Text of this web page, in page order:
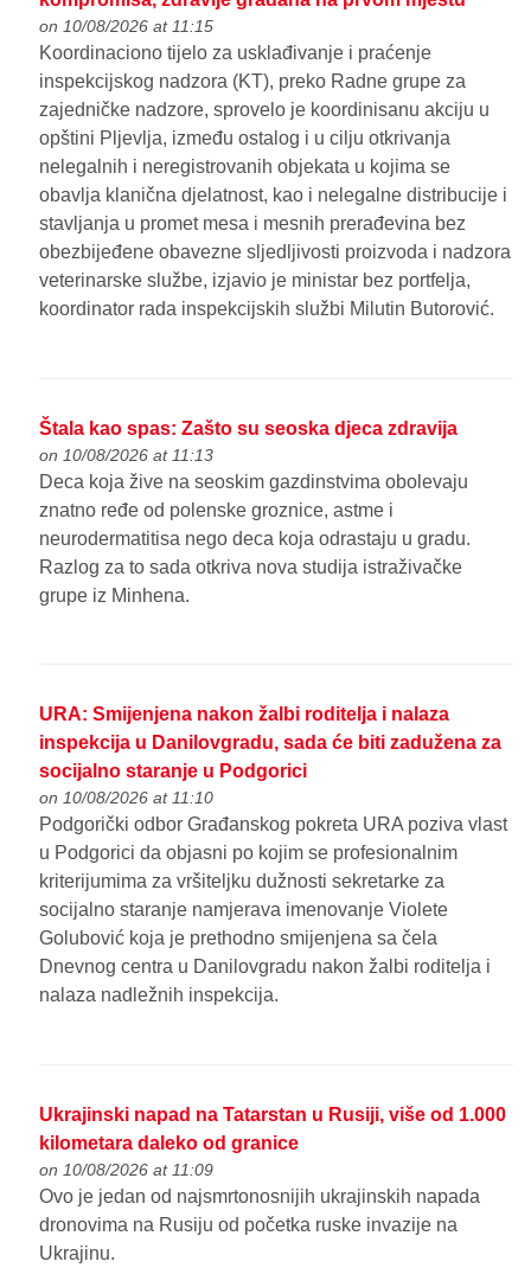
on 10/08/2026 at 11:15
Koordinaciono tijelo za usklađivanje i praćenje
inspekcijskog nadzora (KT), preko Radne grupe za
zajedničke nadzore, sprovelo je koordinisanu akciju u
opštini Pljevlja, između ostalog i u cilju otkrivanja
nelegalnih i neregistrovanih objekata u kojima se
obavlja klanična djelatnost, kao i nelegalne distribucije i
stavljanja u promet mesa i mesnih prerađevina bez
obezbijeđene obavezne sljedljivosti proizvoda i nadzora
veterinarske službe, izjavio je ministar bez portfelja,
koordinator rada inspekcijskih službi Milutin Butorović.
Štala kao spas: Zašto su seoska djeca zdravija
on 10/08/2026 at 11:13
Deca koja žive na seoskim gazdinstvima obolevaju
znatno ređe od polenske groznice, astme i
neurodermatitisa nego deca koja odrastaju u gradu.
Razlog za to sada otkriva nova studija istraživačke
grupe iz Minhena.
URA: Smijenjena nakon žalbi roditelja i nalaza
inspekcija u Danilovgradu, sada će biti zadužena za
socijalno staranje u Podgorici
on 10/08/2026 at 11:10
Podgorički odbor Građanskog pokreta URA poziva vlast
u Podgorici da objasni po kojim se profesionalnim
kriterijumima za vršiteljku dužnosti sekretarke za
socijalno staranje namjerava imenovanje Violete
Golubović koja je prethodno smijenjena sa čela
Dnevnog centra u Danilovgradu nakon žalbi roditelja i
nalaza nadležnih inspekcija.
Ukrajinski napad na Tatarstan u Rusiji, više od 1.000
kilometara daleko od granice
on 10/08/2026 at 11:09
Ovo je jedan od najsmrtonosnijih ukrajinskih napada
dronovima na Rusiju od početka ruske invazije na
Ukrajinu.